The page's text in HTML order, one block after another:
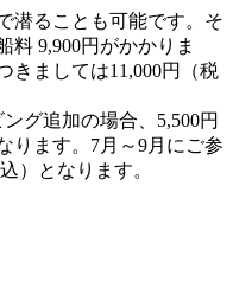
潜ることも可能です。そ
料 9,900円がかかりま
きましては11,000円（税
グ追加の場合、5,500円
ります。7月～9月にご参
）となります。